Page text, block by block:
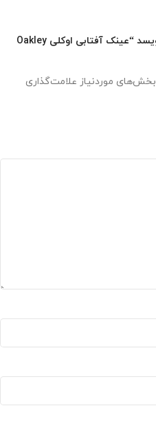
اولین کسی باشید که دیدگاهی می نویسد “عینک آفتابی اوکلی Oakley
بخش‌های موردنیاز علامت‌گذاری